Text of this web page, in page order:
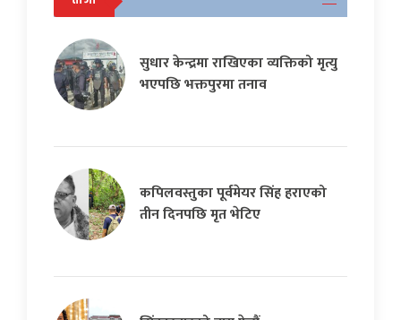
सुधार केन्द्रमा राखिएका व्यक्तिको मृत्यु
भएपछि भक्तपुरमा तनाव
कपिलवस्तुका पूर्वमेयर सिंह हराएको
तीन दिनपछि मृत भेटिए